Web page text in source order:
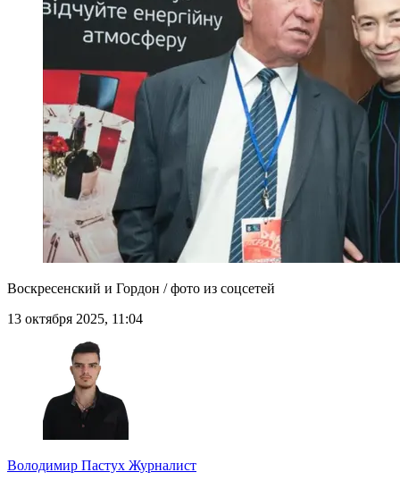
Воскресенский и Гордон / фото из соцсетей
13 октября 2025, 11:04
Володимир Пастух Журналист